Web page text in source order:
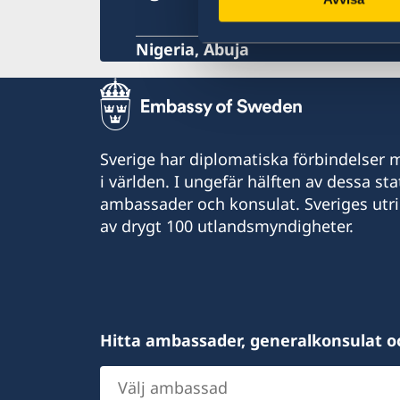
Kriminalitet och personlig säkerhet
Resa i landet
Nigeria, Abuja
Sverige har diplomatiska förbindelser
i världen. I ungefär hälften av dessa
ambassader och konsulat. Sveriges
av drygt 100 utlandsmyndigheter.
Hitta ambassader, generalkonsulat
Välj